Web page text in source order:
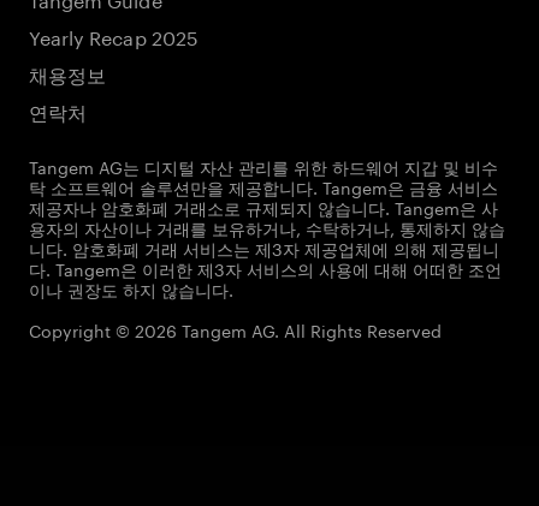
Yearly Recap 2025
채용정보
연락처
Tangem AG는 디지털 자산 관리를 위한 하드웨어 지갑 및 비수
탁 소프트웨어 솔루션만을 제공합니다. Tangem은 금융 서비스
제공자나 암호화폐 거래소로 규제되지 않습니다. Tangem은 사
용자의 자산이나 거래를 보유하거나, 수탁하거나, 통제하지 않습
니다. 암호화폐 거래 서비스는 제3자 제공업체에 의해 제공됩니
다. Tangem은 이러한 제3자 서비스의 사용에 대해 어떠한 조언
이나 권장도 하지 않습니다.